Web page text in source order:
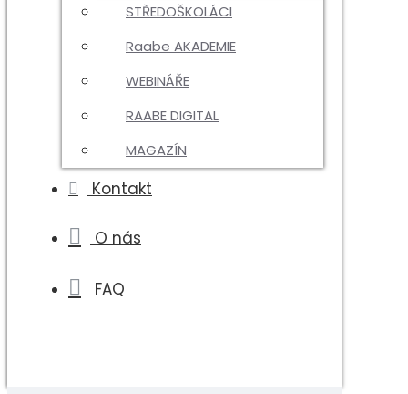
STŘEDOŠKOLÁCI
Raabe AKADEMIE
WEBINÁŘE
RAABE DIGITAL
MAGAZÍN
Kontakt
O nás
FAQ